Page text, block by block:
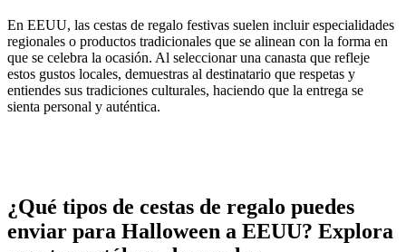
En EEUU, las cestas de regalo festivas suelen incluir especialidades
regionales o productos tradicionales que se alinean con la forma en
que se celebra la ocasión. Al seleccionar una canasta que refleje
estos gustos locales, demuestras al destinatario que respetas y
entiendes sus tradiciones culturales, haciendo que la entrega se
sienta personal y auténtica.
¿Qué tipos de cestas de regalo puedes
enviar para Halloween a EEUU? Explora